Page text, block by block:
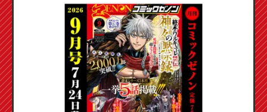
Secret of the Gal Bride" uscirà il 20 ottobre!